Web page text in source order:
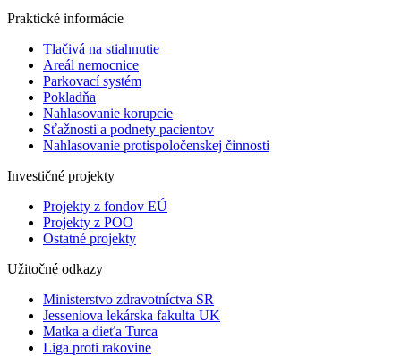
Praktické informácie
Tlačivá na stiahnutie
Areál nemocnice
Parkovací systém
Pokladňa
Nahlasovanie korupcie
Sťažnosti a podnety pacientov
Nahlasovanie protispoločenskej činnosti
Investičné projekty
Projekty z fondov EÚ
Projekty z POO
Ostatné projekty
Užitočné odkazy
Ministerstvo zdravotníctva SR
Jesseniova lekárska fakulta UK
Matka a dieťa Turca
Liga proti rakovine